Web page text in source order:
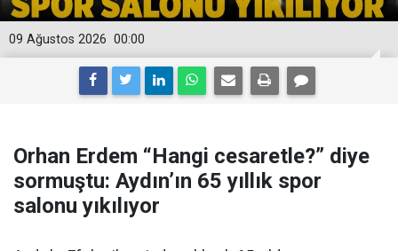
00:00
09 Ağustos 2026
Orhan Erdem “Hangi cesaretle?” diye
sormuştu: Aydın’ın 65 yıllık spor
salonu yıkılıyor